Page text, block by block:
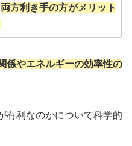
両方利き手の方がメリット
係やエネルギーの効率性の
有利なのかについて科学的